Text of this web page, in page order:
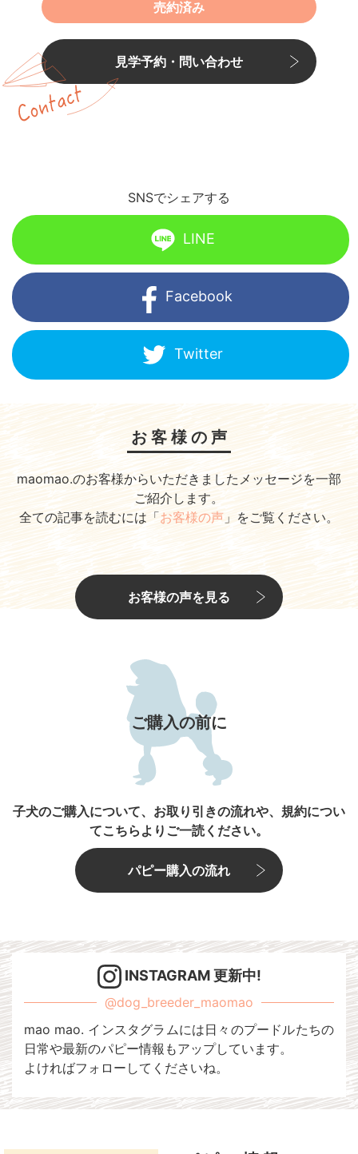
売約済み
見学予約・問い合わせ
SNSでシェアする
LINE
Facebook
Twitter
お客様の声
maomao.のお客様からいただきましたメッセージを一部
ご紹介します。
全ての記事を読むには「お客様の声 」をご覧ください。
お客様の声を見る
ご購入の前に
子犬のご購入について、お取り引きの流れや、規約につい
てこちらよりご一読ください。
パピー購入の流れ
INSTAGRAM 更新中!
@dog_breeder_maomao
mao mao. インスタグラムには日々のプードルたちの
日常や最新のパピー情報もアップしています。
よければフォローしてくださいね。